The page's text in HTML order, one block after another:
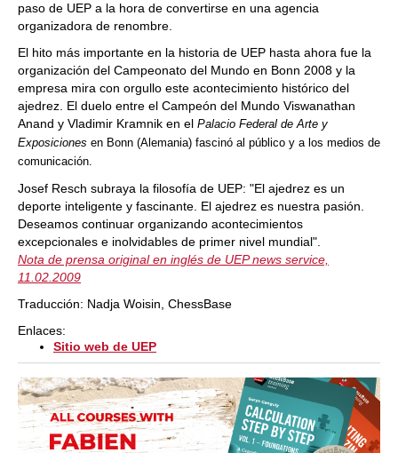
paso de UEP a la hora de convertirse en una agencia
organizadora de renombre.
El hito más importante en la historia de UEP hasta ahora fue la
organización del Campeonato del Mundo en Bonn 2008 y la
empresa mira con orgullo este acontecimiento histórico del
ajedrez. El duelo entre el Campeón del Mundo Viswanathan
Anand y Vladimir Kramnik en el Palacio Federal de Arte y
Exposiciones en Bonn (Alemania) fascinó al público y a los medios de
comunicación.
Josef Resch subraya la filosofía de UEP: "El ajedrez es un
deporte inteligente y fascinante. El ajedrez es nuestra pasión.
Deseamos continuar organizando acontecimientos
excepcionales e inolvidables de primer nivel mundial".
Nota de prensa original en inglés de UEP news service,
11.02.2009
Traducción: Nadja Woisin, ChessBase
Enlaces:
Sitio web de UEP